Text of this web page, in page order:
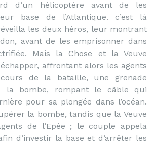
d’un hélicoptère avant de les
base de l’Atlantique. c’est là
les deux héros, leur montrant
avant de les emprisonner dans
Mais la Chose et la Veuve
affrontant alors les agents
de la bataille, une grenade
la bombe, rompant le câble qui
pour sa plongée dans l’océan.
la bombe, tandis que la Veuve
de l’Epée ; le couple appela
d’investir la base et d’arrêter les